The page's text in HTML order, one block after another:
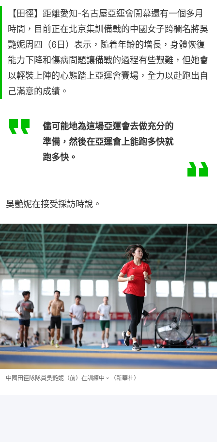
【田徑】距離愛知-名古屋亞運會開幕還有一個多月
時間，目前正在北京集訓備戰的中國女子跨欄名將吳
艷妮周四（6日）表示，隨着年齡的增長，身體恢復
能力下降和傷病問題讓備戰的過程有些艱難，但她會
以輕裝上陣的心態踏上亞運會賽場，全力以赴跑出自
己滿意的成績。
儘可能地為這場亞運會去做充分的
準備，然後在亞運會上能跑多快就
跑多快。
吳艷妮在接受採訪時說。
中國田徑隊隊員吳艷妮（前）在訓練中。（新華社）